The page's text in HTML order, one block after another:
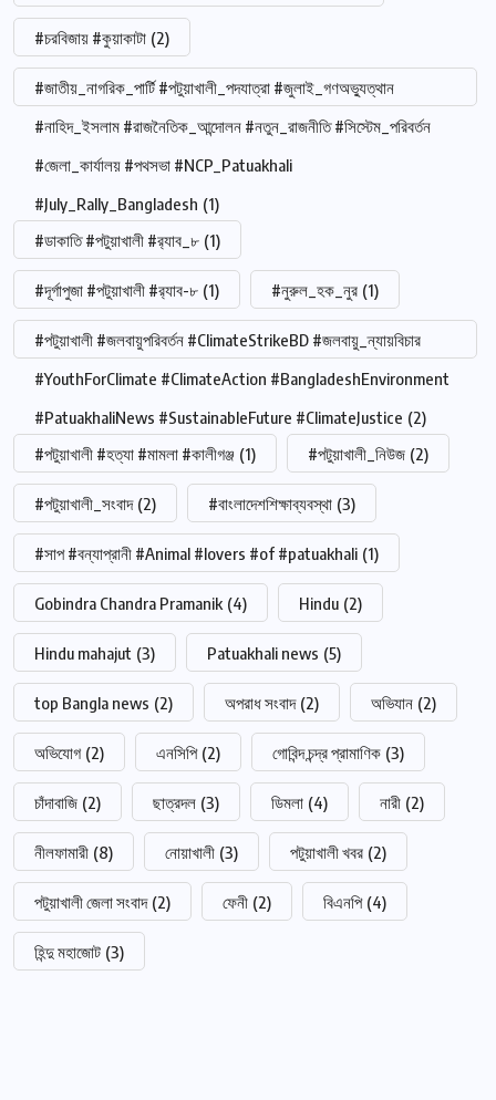
#চরবিজায় #কুয়াকাটা (2)
#জাতীয়_নাগরিক_পার্টি #পটুয়াখালী_পদযাত্রা #জুলাই_গণঅভ্যুত্থান
#নাহিদ_ইসলাম #রাজনৈতিক_আন্দোলন #নতুন_রাজনীতি #সিস্টেম_পরিবর্তন
#জেলা_কার্যালয় #পথসভা #NCP_Patuakhali
#July_Rally_Bangladesh (1)
#ডাকাতি #পটুয়াখালী #র‍্যাব_৮ (1)
#দূর্গাপুজা #পটুয়াখালী #র‍্যাব-৮ (1) #নুরুল_হক_নুর (1)
#পটুয়াখালী #জলবায়ুপরিবর্তন #ClimateStrikeBD #জলবায়ু_ন্যায়বিচার
#YouthForClimate #ClimateAction #BangladeshEnvironment
#PatuakhaliNews #SustainableFuture #ClimateJustice (2)
#পটুয়াখালী #হত্যা #মামলা #কালীগঞ্জ (1) #পটুয়াখালী_নিউজ (2)
#পটুয়াখালী_সংবাদ (2) #বাংলাদেশশিক্ষাব্যবস্থা (3)
#সাপ #বন্যাপ্রানী #Animal #lovers #of #patuakhali (1)
Gobindra Chandra Pramanik (4) Hindu (2)
Hindu mahajut (3) Patuakhali news (5)
top Bangla news (2) অপরাধ সংবাদ (2) অভিযান (2)
অভিযোগ (2) এনসিপি (2) গোবিন্দ চন্দ্র প্রামাণিক (3)
চাঁদাবাজি (2) ছাত্রদল (3) ডিমলা (4) নারী (2)
নীলফামারী (8) নোয়াখালী (3) পটুয়াখালী খবর (2)
পটুয়াখালী জেলা সংবাদ (2) ফেনী (2) বিএনপি (4)
হিন্দু মহাজোট (3)